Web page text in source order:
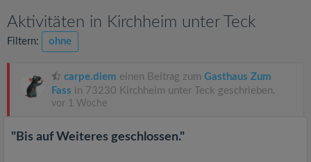
Aktivitäten in Kirchheim unter Teck
Filtern: ohne
carpe.diem einen Beitrag zum Gasthaus Zum
Fass in 73230 Kirchheim unter Teck geschrieben.
vor 1 Woche
"Bis auf Weiteres geschlossen."